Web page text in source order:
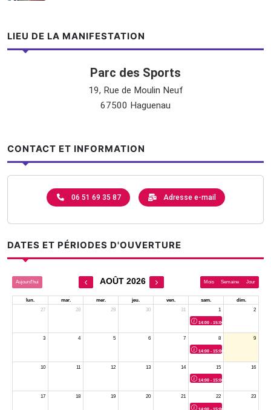
LIEU DE LA MANIFESTATION
Parc des Sports
19, Rue de Moulin Neuf
67500 Haguenau
CONTACT ET INFORMATION
06 51 69 35 87 Adresse e-mail
DATES ET PÉRIODES D'OUVERTURE